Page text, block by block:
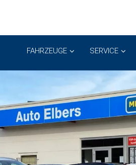
FAHRZEUGE SERVICE